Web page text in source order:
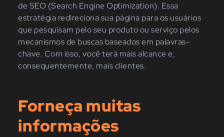
de SEO (Search Engine Optimization). Essa
estratégia redireciona sua página para os usuários
que pesquisam pelo seu produto ou serviço pelos
mecanismos de buscas baseados em palavras-
chave. Com isso, você terá mais alcance e,
consequentemente, mais clientes.
Forneça muitas
informações